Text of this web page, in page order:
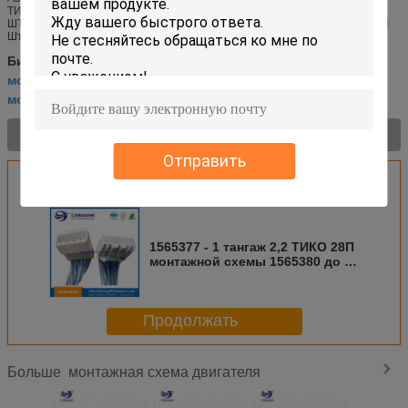
Отправить
ТИКО АМП ТЭ 28П двигателя и женского провод расширения 1473672
ШТЕПСЕЛЬНАЯ ВИЛКА КОНН РАСКВАРТИРОВЫВАЯ ЖЕНСКИЙ КРИМП
Штепсельная вилка Женское гнез...
Бирки:съемная кабельная проводка двигателя
монтажная схема обмена двигателя
монтажная схема для двигателя
Получить лучшую цену для
1565377 - 1 тангаж 2,2 ТИКО 28П
монтажной схемы 1565380 до 1
Продолжать
Больше монтажная схема двигателя